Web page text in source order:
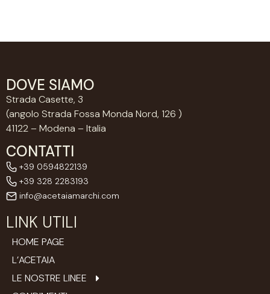
DOVE SIAMO
Strada Casette, 3
(angolo Strada Fossa Monda Nord, 126 )
41122 – Modena – Italia
CONTATTI
+39 0594822139
+39 328 2283193
info@acetaiamarchi.com
LINK UTILI
HOME PAGE
L’ACETAIA
LE NOSTRE LINEE